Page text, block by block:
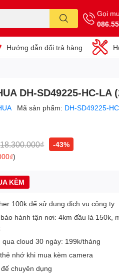
Gọi
Hướng dẫn đổi trả hàng
DH-SD49225-HC-LA
Mã sản phẩm: DH-SD49225-
18.300.000₫
-43%
)
KÈM
100k để sử dụng dịch vụ công ty
hành tận nơi: 4km đầu là 150k,
qua cloud 30 ngày: 199k/tháng
nhớ khi mua kèm camera
chuyên dụng